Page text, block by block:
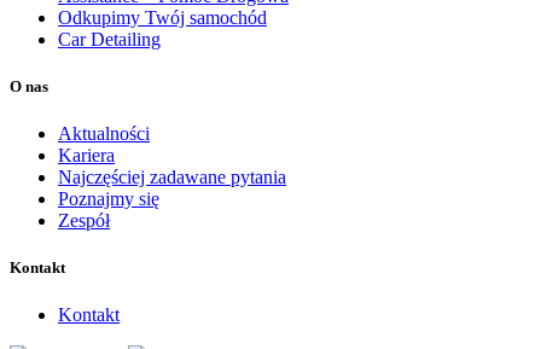
Odkupimy Twój samochód
Car Detailing
O nas
Aktualności
Kariera
Najczęściej zadawane pytania
Poznajmy się
Zespół
Kontakt
Kontakt